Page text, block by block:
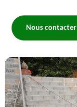
Nous contacter